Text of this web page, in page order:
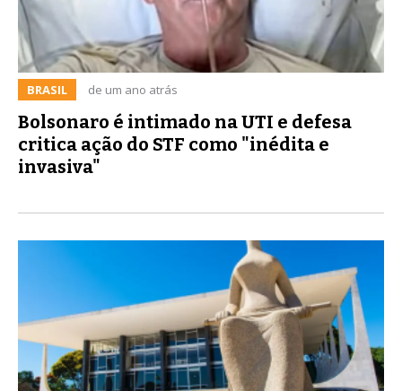
BRASIL de um ano atrás
Bolsonaro é intimado na UTI e defesa
critica ação do STF como "inédita e
invasiva"